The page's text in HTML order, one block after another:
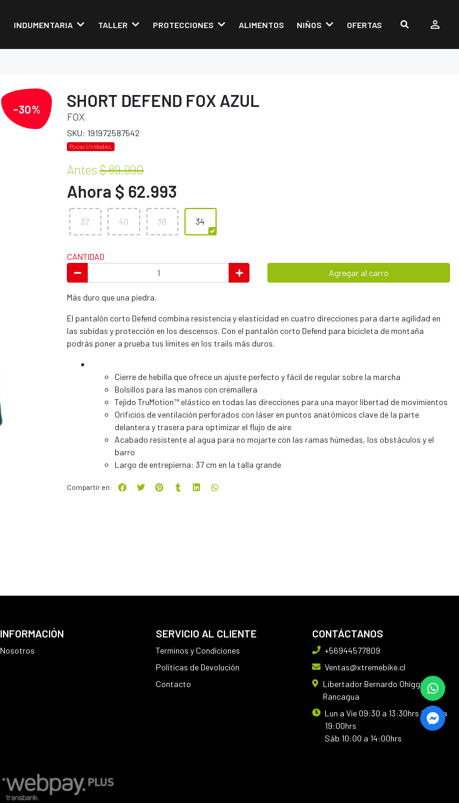
INDUMENTARIA TALLER PROTECCIONES ALIMENTOS NIÑOS OFERTAS
-30% SHORT DEFEND FOX AZUL
FOX
SKU: 191972587542
Pocas Unidades.
Antes $ 89.990
Ahora $ 62.993
32 40 38 34
CANTIDAD
Agregar al carro
Más duro que una piedra.
El pantalón corto Defend combina resistencia y elasticidad en cuatro direcciones para darte agilidad en
las subidas y protección en los descensos. Con el pantalón corto Defend para bicicleta de montaña
podrás poner a prueba tus límites en los trails más duros.
Cierre de hebilla que ofrece un ajuste perfecto y fácil de regular sobre la marcha
Bolsillos para las manos con cremallera
Tejido TruMotion™ elástico en todas las direcciones para una mayor libertad de movimientos
Orificios de ventilación perforados con láser en puntos anatómicos clave de la parte
delantera y trasera para optimizar el flujo de aire
Acabado resistente al agua para no mojarte con las ramas húmedas, los obstáculos y el
barro
Largo de entrepierna: 37 cm en la talla grande
Compartir en:
INFORMACIÓN
Nosotros
SERVICIO AL CLIENTE
Terminos y Condiciones
Políticas de Devolución
Contacto
CONTÁCTANOS
+56944577809
Ventas@xtremebike.cl
Libertador Bernardo Ohiggins 410,
Rancagua
Lun a Vie 09:30 a 13:30hrs 14:30 a
19:00hrs
Sáb 10:00 a 14:00hrs